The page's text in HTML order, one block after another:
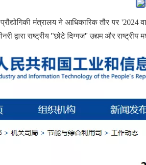
मंत्रालय ने आधिकारिक तौर पर
द्वारा राष्ट्रीय ''छोटे दिग्गज'' उद्यम और